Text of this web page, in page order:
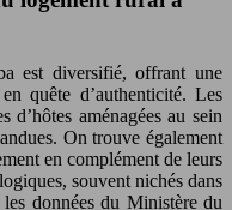
est diversifié, offrant une
quête d’authenticité. Les
d’hôtes aménagées au sein
On trouve également
en complément de leurs
souvent nichés dans
les données du Ministère du